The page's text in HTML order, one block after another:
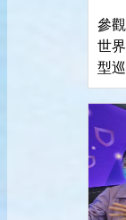
參
世
型